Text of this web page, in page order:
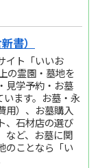
書）
イト「いいお
の霊園・墓地を
見学予約・お墓
います。お墓・永
用）、お墓購入
、石材店の選び
など、お墓に関
のことなら「い